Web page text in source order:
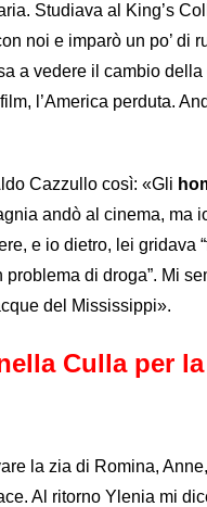
Studiava al King’s
noi e imparò un po’ di
a vedere il cambio della
l’America perduta.
Cazzullo così: «Gli
andò al cinema, ma
e io dietro, lei gridava
di droga”. Mi
del Mississippi».
Culla per
la zia di Romina,
Al ritorno Ylenia mi